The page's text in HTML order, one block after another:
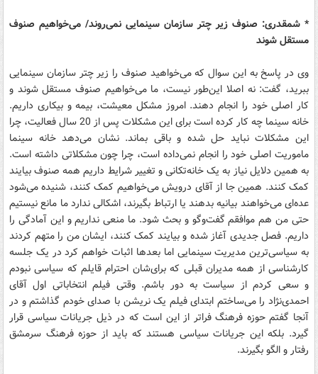
* شمقدری: صنوف زیر چتر سازمان سینمایی نمی‌روند/ می‌خواهیم صنوف
مستقل شوند
وی در پاسخ به این سوال که می‌خواهید صنوف را زیر چتر سازمان سینمایی
ببرید، گفت: نه اصلا این‌طور نیست، ما می‌‌خواهیم صنوف مستقل شوند و
کار اصلی خود را انجام دهند. امروز مشکل معیشت، بیمه و بیکاری داریم.
خانه سینما چه کار کرده است برای این مشکلات پس از 20 سال فعالیت، چرا
این مشکلات نباید حل شده و باقی بماند. نشان می‌دهد خانه سینما
ماموریت اصلی خود را انجام نمی‌داده است، چرا چون مشکلاتی داشته است.
به همین دلایل نیاز به یک خانه‌تکانی و تغییر شرایط داریم همه صنوف بیایند
کمک کنند. همین جا از آقای درویش می‌خواهیم کمک کنند، شنیده می‌شود
عده‌ای می‌خواهند بیانیه بدهند یا ارتباط بگیرند، اشکالی ندارد ما مانع نیستیم
حتی من هم موافقم گفت‌و‌گو و بحث شود. ما منعی نداریم و این آمادگی را
داریم. فصل جدیدی آغاز شده و بیایند کمک کنند، ایشان من را متهم کردند
به سیاسی‌ترین مدیریت سینمایی اما بعدها اثبات خواهم کرد در یک جلسه
کارشناسی از همه مدیران قبلی که برای‌شان احترام قایلم که سیاسی نبودم
و ‌سعی کردم از سیاست به دور باشم. وقتی فیلم انتخاباتی اول آقای
احمدی‌نژاد را می‌ساختم ابتدای فیلم یک نریشن با صدای خودم گذاشتم و در
آنجا گفتم حوزه فرهنگ فراتر از این است که در ذیل جریانات سیاسی قرار
گیرد. بلکه این جریانات سیاسی هستند که باید از حوزه فرهنگ سرمشق
رفتار و الگو بگیرند.